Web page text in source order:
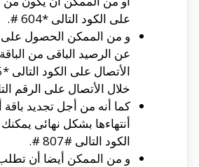
على الكود التالى *604 #.
و من الممكن الحصول على
عن الرصيد الباقى من
خلال الأتصال على الرقم التالى
كما أنه من أجل تجديد باقة
أنتهاءها بشكل نهائى
الكود التالى #807 #.
و من الممكن أيضا أن